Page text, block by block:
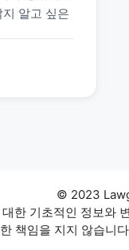
알고 싶은
© 2023
한 기초적인 정보와
책임을 지지 않습니